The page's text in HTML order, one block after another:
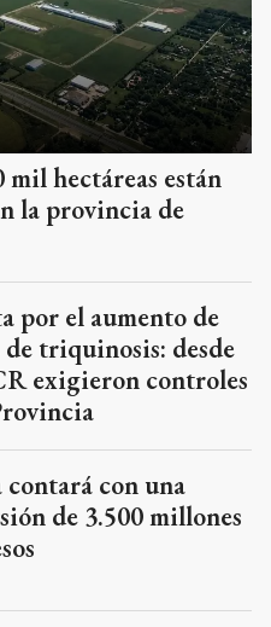
mil hectáreas están
la provincia de
por el aumento de
de triquinosis: desde
exigieron controles
con una
de 3.500 millones